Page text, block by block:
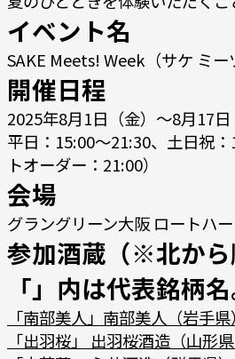
イベント名
SAKE Meets! Week（サケ ミー
開催日程
2025年8月1日（金）〜8月17日
平日：15:00〜21:30、土日祝
トオーダー：21:00）
会場
グラングリーン大阪 ロートハ
参加酒蔵（※北から
「」内は代表銘柄名
「南部美人」南部美人（岩手県）
「出羽桜」 出羽桜酒造（山形県